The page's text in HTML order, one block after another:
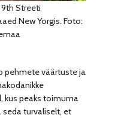
9th Streeti
New Yorgis. Foto:
pehmete väärtuste ja
kus peaks toimuma
seda turvaliselt, et